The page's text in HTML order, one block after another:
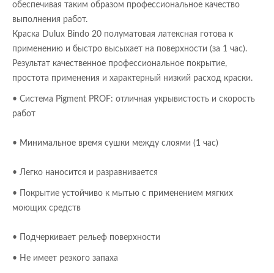
обеспечивая таким образом профессиональное качество
выполнения работ.
Краска Dulux Bindo 20 полуматовая латексная готова к
применению и быстро высыхает на поверхности (за 1 час).
Результат качественное профессиональное покрытие,
простота применения и характерный низкий расход краски.
• Система Pigment PROF: отличная укрывистость и скорость
работ
• Минимальное время сушки между слоями (1 час)
• Легко наносится и разравнивается
• Покрытие устойчиво к мытью с применением мягких
моющих средств
• Подчеркивает рельеф поверхности
• Не имеет резкого запаха